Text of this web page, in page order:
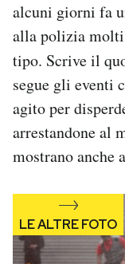
alcuni giorni fa
alla polizia
tipo. Scrive il
segue gli eventi
agito per
arrestandone al
mostrano anche